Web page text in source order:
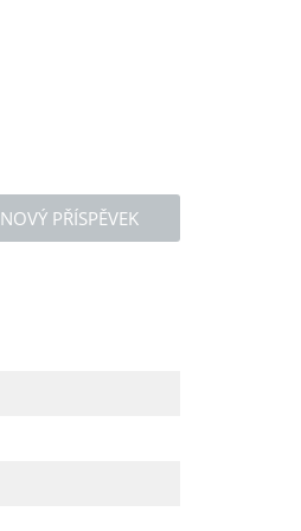
NOVÝ PŘÍSPĚVEK